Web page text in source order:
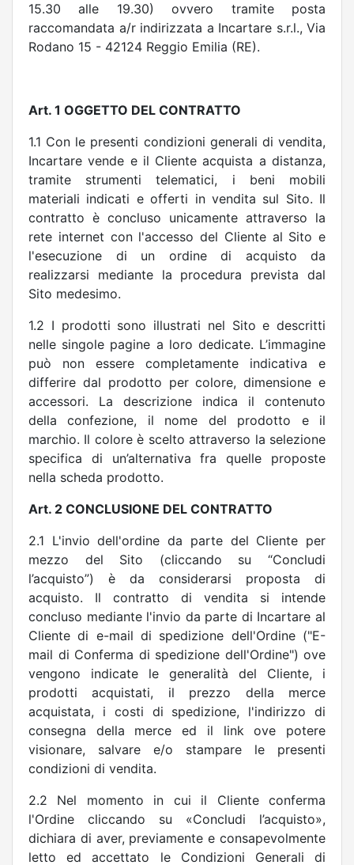
15.30 alle 19.30) ovvero tramite posta
raccomandata a/r indirizzata a Incartare s.r.l., Via
Rodano 15 - 42124 Reggio Emilia (RE).
Art. 1 OGGETTO DEL CONTRATTO
1.1 Con le presenti condizioni generali di vendita,
Incartare vende e il Cliente acquista a distanza,
tramite strumenti telematici, i beni mobili
materiali indicati e offerti in vendita sul Sito. Il
contratto è concluso unicamente attraverso la
rete internet con l'accesso del Cliente al Sito e
l'esecuzione di un ordine di acquisto da
realizzarsi mediante la procedura prevista dal
Sito medesimo.
1.2 I prodotti sono illustrati nel Sito e descritti
nelle singole pagine a loro dedicate. L’immagine
può non essere completamente indicativa e
differire dal prodotto per colore, dimensione e
accessori. La descrizione indica il contenuto
della confezione, il nome del prodotto e il
marchio. Il colore è scelto attraverso la selezione
specifica di un’alternativa fra quelle proposte
nella scheda prodotto.
Art. 2 CONCLUSIONE DEL CONTRATTO
2.1 L'invio dell'ordine da parte del Cliente per
mezzo del Sito (cliccando su “Concludi
l’acquisto”) è da considerarsi proposta di
acquisto. Il contratto di vendita si intende
concluso mediante l'invio da parte di Incartare al
Cliente di e-mail di spedizione dell'Ordine ("E-
mail di Conferma di spedizione dell'Ordine") ove
vengono indicate le generalità del Cliente, i
prodotti acquistati, il prezzo della merce
acquistata, i costi di spedizione, l'indirizzo di
consegna della merce ed il link ove potere
visionare, salvare e/o stampare le presenti
condizioni di vendita.
2.2 Nel momento in cui il Cliente conferma
l'Ordine cliccando su «Concludi l’acquisto»,
dichiara di aver, previamente e consapevolmente
letto ed accettato le Condizioni Generali di